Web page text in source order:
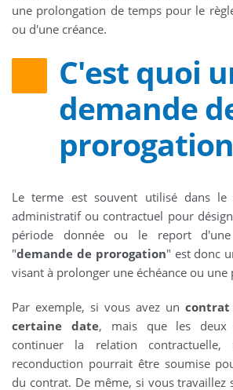
une prolongation de temps pour le
ou d'une créance.
C'est quoi
demande
Le terme est souvent utilisé dans le
administratif ou contractuel pour
période donnée ou le report
"demande de prorogation" est donc
visant à prolonger une échéance ou une
Par exemple, si vous avez un
certaine date, mais que les deux
continuer la relation contractuelle,
reconduction pourrait être soumise
du contrat. De même, si vous